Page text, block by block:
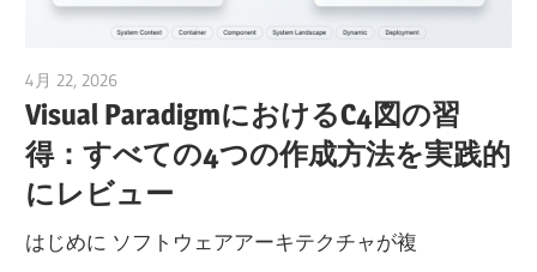
4月 22, 2026
Visual ParadigmにおけるC4図の習
得：すべての4つの作成方法を実践的
にレビュー
はじめに ソフトウェアアーキテクチャが複